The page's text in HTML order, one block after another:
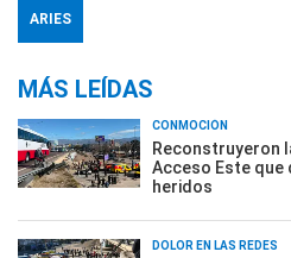
ARIES
MÁS LEÍDAS
CONMOCIÓN
Reconstruyeron
Acceso Este que
heridos
DOLOR EN LAS REDES